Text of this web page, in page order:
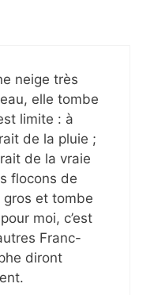
neige très
elle tombe
limite : à
de la pluie ;
de la vraie
flocons de
gros et tombe
moi, c’est
Franc-
diront